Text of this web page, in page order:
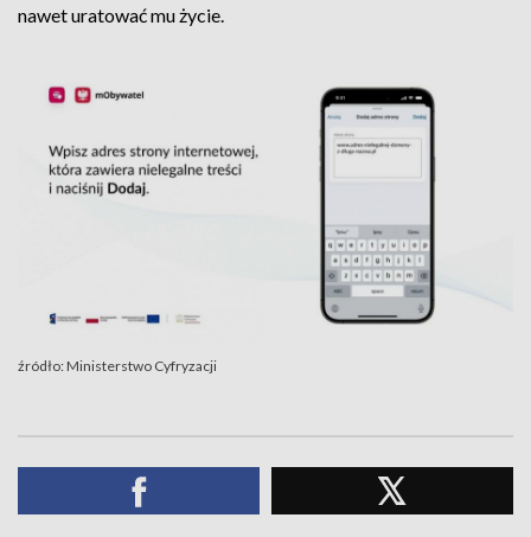
nawet uratować mu życie.
źródło: Ministerstwo Cyfryzacji